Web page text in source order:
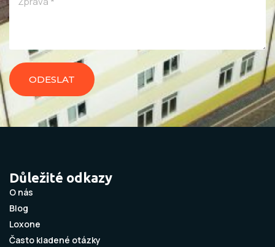
ODESLAT
Důležité odkazy
O nás
Blog
Loxone
Často kladené otázky